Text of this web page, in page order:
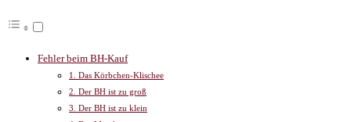
Fehler beim BH-Kauf
1. Das Körbchen-Klischee
2. Der BH ist zu groß
3. Der BH ist zu klein